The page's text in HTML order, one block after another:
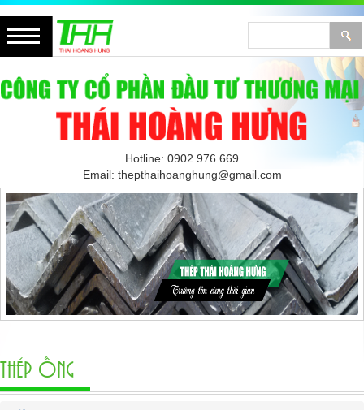
Hotline: 0902 976 669
Email: thepthaihoanghung@gmail.com
THÉP ỐNG